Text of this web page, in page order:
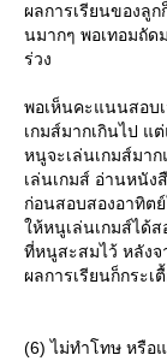
ผลการเรียนของลู
นมากๆ พอเทอมถัด
ร่วง
พอเห็นคะแนนสอบ
เกมส์มากเกินไป แ
หนูจะเล่นเกมส์มา
เล่นเกมส์ อ่านหนัง
ก่อนสอบสองอาทิต
ห้หนูเล่นเกมส์ได้ส
ที่หนูสะสมไว้ หลัง
ผลการเรียนก็กระเ
(6) ไม่ทำโทษ หรือ